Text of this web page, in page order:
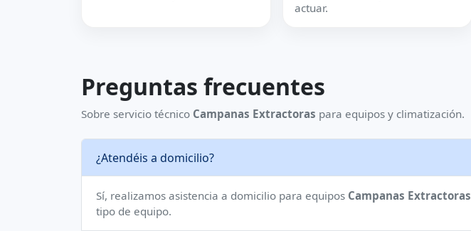
actuar.
Preguntas frecuentes
Sobre servicio técnico Campanas Extractoras para equipos y climatización.
¿Atendéis a domicilio?
Sí, realizamos asistencia a domicilio para equipos Campanas Extractoras
tipo de equipo.